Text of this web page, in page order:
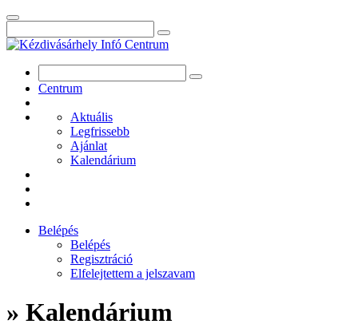
Centrum
Aktuális
Legfrissebb
Ajánlat
Kalendárium
Belépés
Belépés
Regisztráció
Elfelejtettem a jelszavam
» Kalendárium